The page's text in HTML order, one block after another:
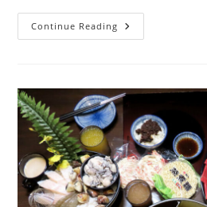
Continue Reading 火
鍋
排
隊
宵
夜
名
店-
最
潮
台
味